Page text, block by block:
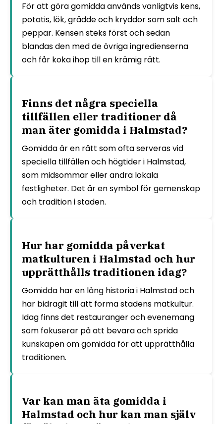
För att göra gomidda används vanligtvis kens,
potatis, lök, grädde och kryddor som salt och
peppar. Kensen steks först och sedan
blandas den med de övriga ingredienserna
och får koka ihop till en krämig rätt.
Finns det några speciella
tillfällen eller traditioner då
man äter gomidda i Halmstad?
Gomidda är en rätt som ofta serveras vid
speciella tillfällen och högtider i Halmstad,
som midsommar eller andra lokala
festligheter. Det är en symbol för gemenskap
och tradition i staden.
Hur har gomidda påverkat
matkulturen i Halmstad och hur
upprätthålls traditionen idag?
Gomidda har en lång historia i Halmstad och
har bidragit till att forma stadens matkultur.
Idag finns det restauranger och evenemang
som fokuserar på att bevara och sprida
kunskapen om gomidda för att upprätthålla
traditionen.
Var kan man äta gomidda i
Halmstad och hur kan man själv